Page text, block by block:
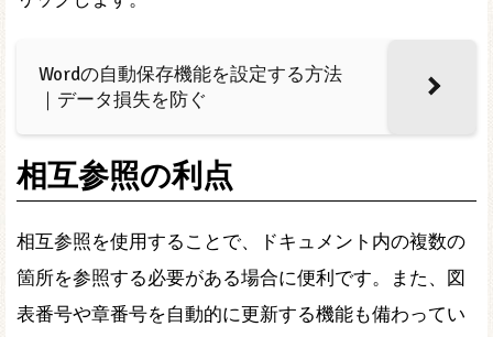
Wordの自動保存機能を設定する方法
｜データ損失を防ぐ
相互参照の利点
相互参照を使用することで、ドキュメント内の複数の
箇所を参照する必要がある場合に便利です。また、図
表番号や章番号を自動的に更新する機能も備わってい